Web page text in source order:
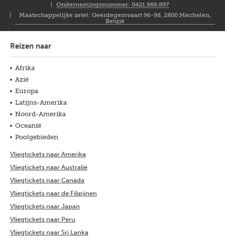
Ondernemingsnummer: 0421.988.897
Maatschappelijke zetel: Geerdegemvaart 96-98, 2800 Mechelen,
België
Reizen naar
Afrika
Azië
Europa
Latijns-Amerika
Noord-Amerika
Oceanië
Poolgebieden
Vliegtickets naar Amerika
Vliegtickets naar Australië
Vliegtickets naar Canada
Vliegtickets naar de Filipijnen
Vliegtickets naar Japan
Vliegtickets naar Peru
Vliegtickets naar Sri Lanka